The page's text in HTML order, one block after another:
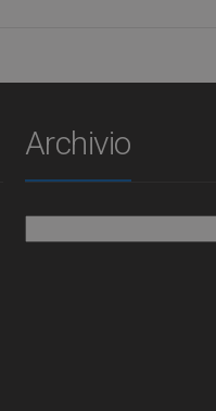
Archivio